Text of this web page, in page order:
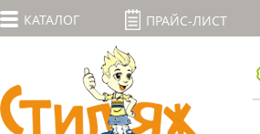
КАТАЛОГ ПРАЙС-ЛИСТ